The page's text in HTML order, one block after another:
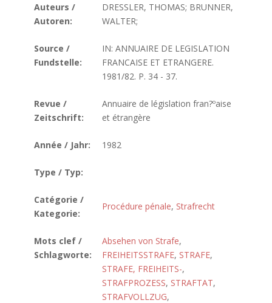
Auteurs /
Autoren:
DRESSLER, THOMAS; BRUNNER,
WALTER;
Source /
Fundstelle:
IN: ANNUAIRE DE LEGISLATION
FRANCAISE ET ETRANGERE.
1981/82. P. 34 - 37.
Revue /
Zeitschrift:
Annuaire de législation fran?ºaise
et étrangère
Année / Jahr: 1982
Type / Typ:
Catégorie /
Kategorie:
Procédure pénale, Strafrecht
Mots clef /
Schlagworte:
Absehen von Strafe,
FREIHEITSSTRAFE, STRAFE,
STRAFE, FREIHEITS-,
STRAFPROZESS, STRAFTAT,
STRAFVOLLZUG,